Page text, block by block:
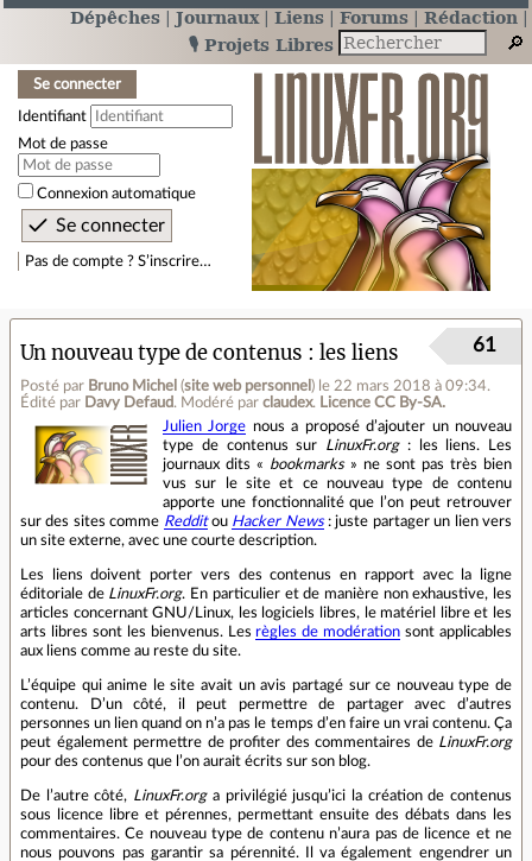
Dépêches Journaux Liens Forums
Rédaction
🎙️ Projets Libres
Se connecter
Identifiant
Mot de passe
Connexion automatique
Pas de compte ? S’inscrire…
Un nouveau type de contenus : les liens
Posté par Bruno Michel (site web personnel ) le 22 mars 2018 à 09:34.
Édité par Davy Defaud. Modéré par claudex. Licence CC By‑SA.
61
Julien Jorge nous a proposé d’ajouter un nouveau
type de contenus sur LinuxFr.org: les liens. Les
journaux dits « bookmarks» ne sont pas très bien
vus sur le site et ce nouveau type de contenu
apporte une fonctionnalité que l’on peut retrouver
sur des sites comme Redditou Hacker News: juste partager un lien vers
un site externe, avec une courte description.
Les liens doivent porter vers des contenus en rapport avec la ligne
éditoriale de LinuxFr.org. En particulier et de manière non exhaustive, les
articles concernant GNU/Linux, les logiciels libres, le matériel libre et les
arts libres sont les bienvenus. Les règles de modération sont applicables
aux liens comme au reste du site.
L’équipe qui anime le site avait un avis partagé sur ce nouveau type de
contenu. D’un côté, il peut permettre de partager avec d’autres
personnes un lien quand on n’a pas le temps d’en faire un vrai contenu. Ça
peut également permettre de profiter des commentaires de LinuxFr.org
pour des contenus que l’on aurait écrits sur son blog.
De l’autre côté, LinuxFr.orga privilégié jusqu’ici la création de contenus
sous licence libre et pérennes, permettant ensuite des débats dans les
commentaires. Ce nouveau type de contenu n’aura pas de licence et ne
nous pouvons pas garantir sa pérennité. Il va également engendrer un